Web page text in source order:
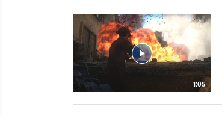
1:05